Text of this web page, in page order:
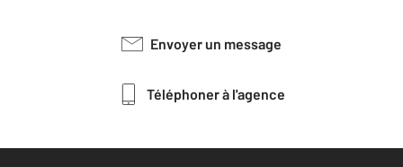
Envoyer un message
Téléphoner à l'agence